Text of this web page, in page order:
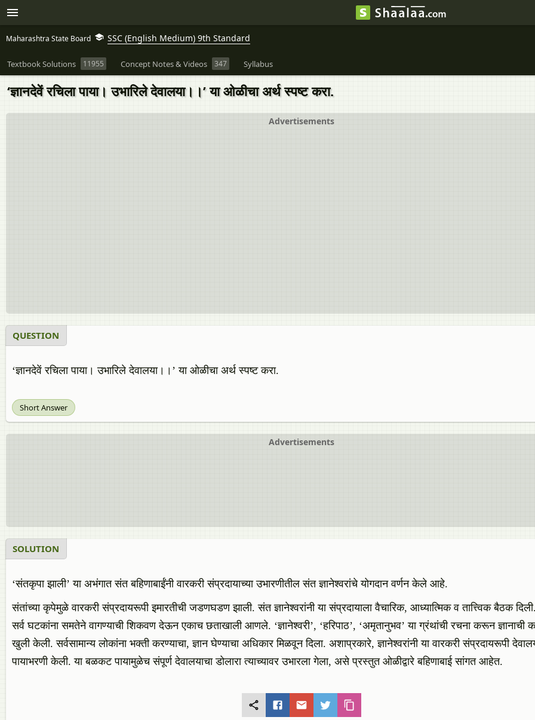
Maharashtra State Board SSC (English Medium) 9th Standard
Textbook Solutions 11955 Concept Notes & Videos 347 Syllabus
‘ज्ञानदेवें रचिला पाया। उभारिले देवालया।।’ या ओळीचा अर्थ स्पष्ट करा.
Advertisements
QUESTION
‘ज्ञानदेवें रचिला पाया। उभारिले देवालया।।’ या ओळीचा अर्थ स्पष्ट करा.
Short Answer
Advertisements
SOLUTION
‘संतकृपा झाली’ या अभंगात संत बहिणाबाईंनी वारकरी संप्रदायाच्या उभारणीतील संत ज्ञानेश्वरांचे योगदान वर्णन केले आहे.
संतांच्या कृपेमुळे वारकरी संप्रदायरूपी इमारतीची जडणघडण झाली. संत ज्ञानेश्वरांनी या संप्रदायाला वैचारिक, आध्यात्मिक व तात्त्विक बैठक
सर्व घटकांना समतेने वागण्याची शिकवण देऊन एकाच छताखाली आणले. ‘ज्ञानेश्वरी’, ‘हरिपाठ’, ‘अमृतानुभव’ या ग्रंथांची रचना करून ज्ञानाची
खुली केली. सर्वसामान्य लोकांना भक्ती करण्याचा, ज्ञान घेण्याचा अधिकार मिळवून दिला. अशाप्रकारे, ज्ञानेश्वरांनी या वारकरी संप्रदायरूपी
पायाभरणी केली. या बळकट पायामुळेच संपूर्ण देवालयाचा डोलारा त्याच्यावर उभारला गेला, असे प्रस्तुत ओळीद्वारे बहिणाबाई सांगत आहेत.